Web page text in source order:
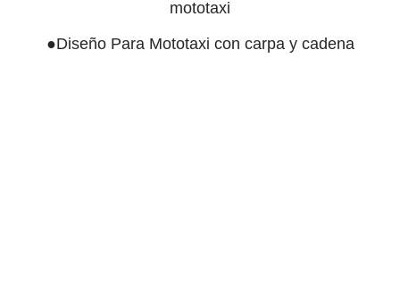
mototaxi
●Diseño Para Mototaxi con carpa y cadena